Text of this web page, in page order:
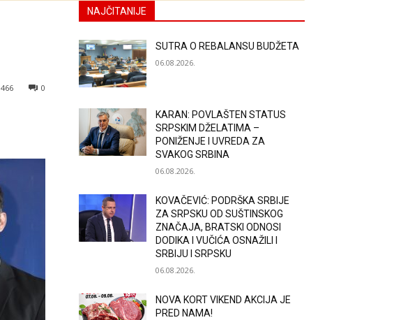
0
466
NAJČITANIJE
SUTRA O REBALANSU BUDŽETA
06.08.2026.
KARAN: POVLAŠTEN STATUS
SRPSKIM DŽELATIMA –
PONIŽENJE I UVREDA ZA
SVAKOG SRBINA
06.08.2026.
KOVAČEVIĆ: PODRŠKA SRBIJE
ZA SRPSKU OD SUŠTINSKOG
ZNAČAJA, BRATSKI ODNOSI
DODIKA I VUČIĆA OSNAŽILI I
SRBIJU I SRPSKU
06.08.2026.
NOVA KORT VIKEND AKCIJA JE
PRED NAMA!